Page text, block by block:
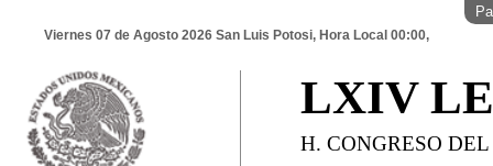
Viernes 07 de Agosto 2026 San Luis Potosi, Hora Local 00:00,
LXIV
H. CONGRESO